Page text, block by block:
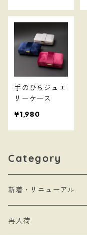
手のひらジュエ
リーケース
¥1,980
Category
新着・リニューアル
再入荷